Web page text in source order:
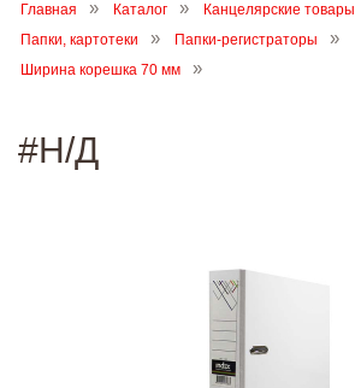
Главная Каталог
Канцелярские товары
Папки, картотеки
Папки-регистраторы
Ширина корешка 70 мм
#Н/Д